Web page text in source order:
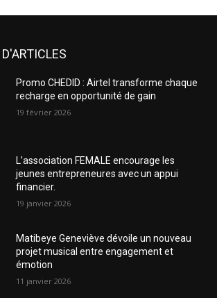
Promo CHEDID : Airtel transforme chaque
recharge en opportunité de gain
19 février 2026
L’association FEMALE encourage les
jeunes entrepreneures avec un appui
financier.
19 janvier 2026
Matibeye Geneviève dévoile un nouveau
projet musical entre engagement et
émotion
11 janvier 2026